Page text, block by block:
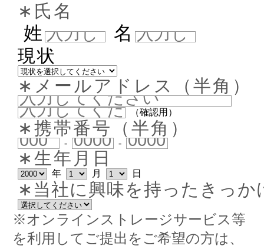
∗氏名
姓 名
現状
∗メールアドレス（半角）
（確認用）
∗携帯番号（半角）
- -
∗生年月日
年 月 日
∗当社に興味を持ったきっか
※オンラインストレージサービス等
を利用してご提出をご希望の方は、